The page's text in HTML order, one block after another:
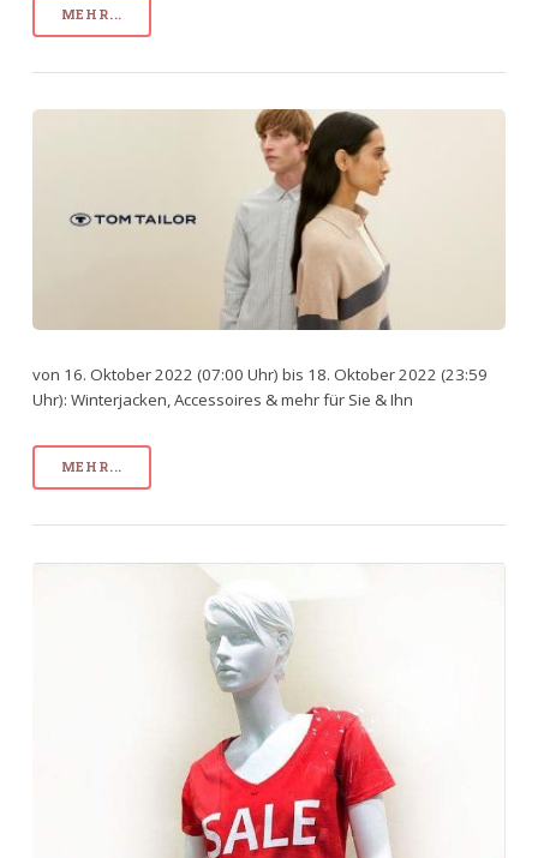
MEHR...
von 16. Oktober 2022 (07:00 Uhr) bis 18. Oktober 2022 (23:59
Uhr): Winterjacken, Accessoires & mehr für Sie & Ihn
MEHR...